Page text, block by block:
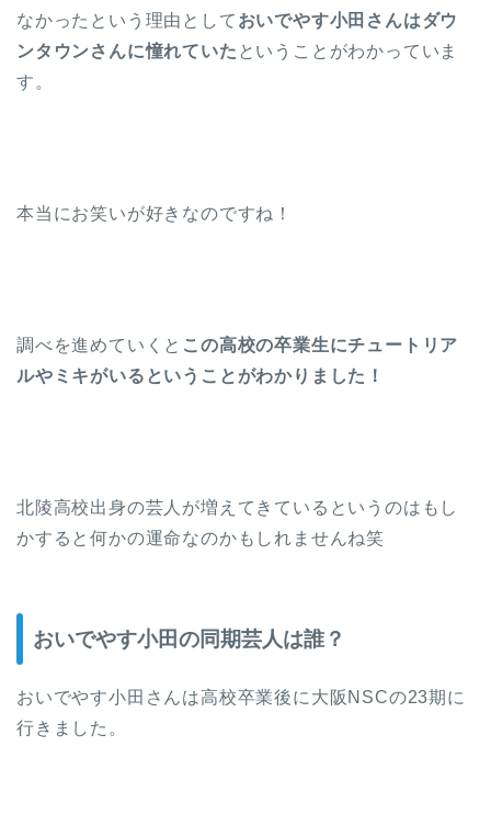
なかったという理由として おいでやす小田さんはダウ
ンタウンさんに憧れていた ということがわかっていま
す。
本当にお笑いが好きなのですね！
調べを進めていくと この高校の卒業生にチュートリア
ルやミキがいるということがわかりました！
北陵高校出身の芸人が増えてきているというのはもし
かすると何かの運命なのかもしれませんね笑
おいでやす小田の同期芸人は誰？
おいでやす小田さんは高校卒業後に大阪NSCの23期に
行きました。